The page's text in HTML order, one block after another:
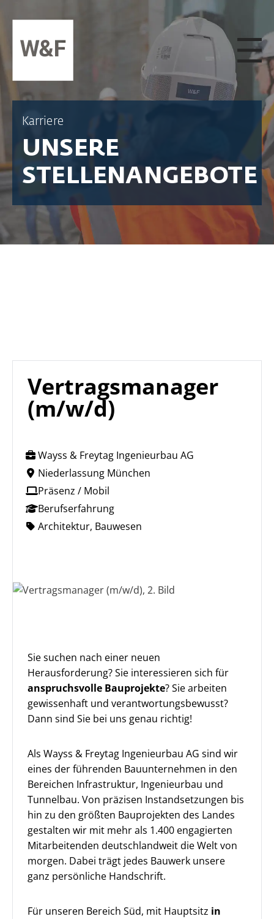
ZUM INHALT SPRINGEN
Karriere
UNSERE
STELLENANGEBOTE
Vertragsmanager
(m/w/d)
Wayss & Freytag Ingenieurbau AG
Niederlassung München
Präsenz / Mobil
Berufserfahrung
Architektur, Bauwesen
Sie suchen nach einer neuen
Herausforderung? Sie interessieren sich für
anspruchsvolle Bauprojekte? Sie arbeiten
gewissenhaft und verantwortungsbewusst?
Dann sind Sie bei uns genau richtig!
Als Wayss & Freytag Ingenieurbau AG sind wir
eines der führenden Bauunternehmen in den
Bereichen Infrastruktur, Ingenieurbau und
Tunnelbau. Von präzisen Instandsetzungen bis
hin zu den größten Bauprojekten des Landes
gestalten wir mit mehr als 1.400 engagierten
Mitarbeitenden deutschlandweit die Welt von
morgen. Dabei trägt jedes Bauwerk unsere
ganz persönliche Handschrift.
Für unseren Bereich Süd, mit Hauptsitz in